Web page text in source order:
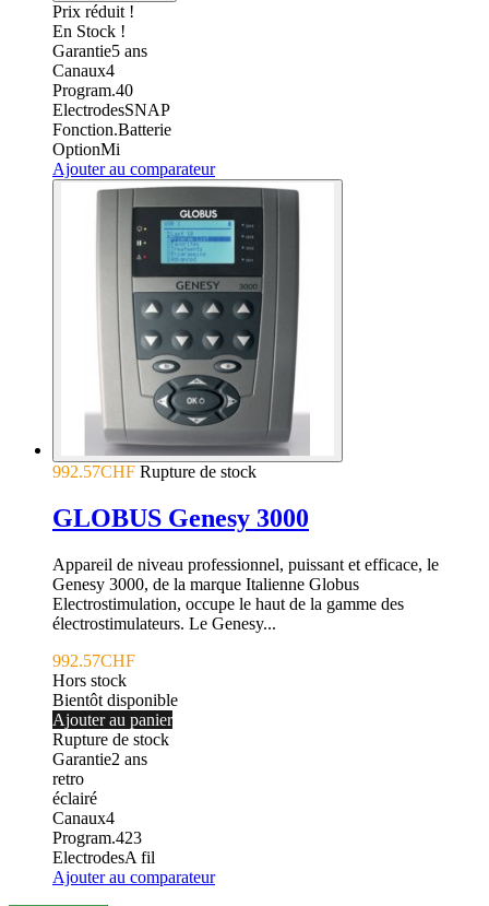
Prix réduit !
En Stock !
Garantie5 ans
Canaux4
Program.40
ElectrodesSNAP
Fonction.Batterie
OptionMi
Ajouter au comparateur
992.57CHF Rupture de stock
GLOBUS Genesy 3000
Appareil de niveau professionnel, puissant et efficace, le
Genesy 3000, de la marque Italienne Globus
Electrostimulation, occupe le haut de la gamme des
électrostimulateurs. Le Genesy...
992.57CHF
Hors stock
Bientôt disponible
Ajouter au panier
Rupture de stock
Garantie2 ans
retro
éclairé
Canaux4
Program.423
ElectrodesA fil
Ajouter au comparateur